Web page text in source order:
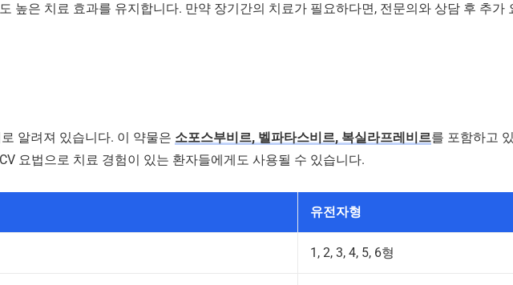
높은 치료 효과를 유지합니다. 만약 장기간의 치료가 필요하다면, 전문의와 상담 후 추가
알려져 있습니다. 이 약물은 소포스부비르, 벨파타스비르, 복실라프레비르를 포함하고
요법으로 치료 경험이 있는 환자들에게도 사용될 수 있습니다.
유전자형
1, 2, 3, 4, 5, 6형